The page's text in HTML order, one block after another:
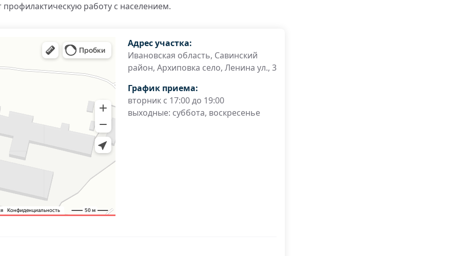
работу с населением.
Адрес участка:
Ивановская область, Савинский
район, Архиповка село, Ленина ул., 3
График приема:
вторник с 17:00 до 19:00
выходные: суббота, воскресенье